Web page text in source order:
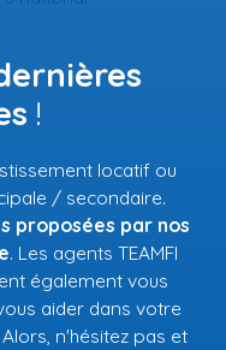
!
locatif ou
/ secondaire.
proposées par nos
. Les agents TEAMFI
également vous
aider dans votre
n'hésitez pas et